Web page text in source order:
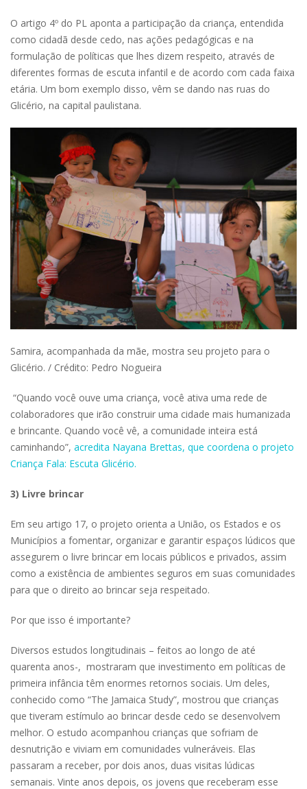
O artigo 4º do PL aponta a participação da criança, entendida
como cidadã desde cedo, nas ações pedagógicas e na
formulação de políticas que lhes dizem respeito, através de
diferentes formas de escuta infantil e de acordo com cada faixa
etária. Um bom exemplo disso, vêm se dando nas ruas do
Glicério, na capital paulistana.
Samira, acompanhada da mãe, mostra seu projeto para o
Glicério. / Crédito: Pedro Nogueira
“Quando você ouve uma criança, você ativa uma rede de
colaboradores que irão construir uma cidade mais humanizada
e brincante. Quando você vê, a comunidade inteira está
caminhando”, acredita Nayana Brettas, que coordena o projeto
Criança Fala: Escuta Glicério.
3) Livre brincar
Em seu artigo 17, o projeto orienta a União, os Estados e os
Municípios a fomentar, organizar e garantir espaços lúdicos que
assegurem o livre brincar em locais públicos e privados, assim
como a existência de ambientes seguros em suas comunidades
para que o direito ao brincar seja respeitado.
Por que isso é importante?
Diversos estudos longitudinais – feitos ao longo de até
quarenta anos-, mostraram que investimento em políticas de
primeira infância têm enormes retornos sociais. Um deles,
conhecido como “The Jamaica Study”, mostrou que crianças
que tiveram estímulo ao brincar desde cedo se desenvolvem
melhor. O estudo acompanhou crianças que sofriam de
desnutrição e viviam em comunidades vulneráveis. Elas
passaram a receber, por dois anos, duas visitas lúdicas
semanais. Vinte anos depois, os jovens que receberam esse